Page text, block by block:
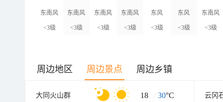
东南风
<3级
东南风
<3级
东南风
<3级
东南风
<3级
东风
<3级
东风
<3级
东南风
<3级
周边地区 周边景点 周边乡镇
大同火山群 18 / 30°C 云冈